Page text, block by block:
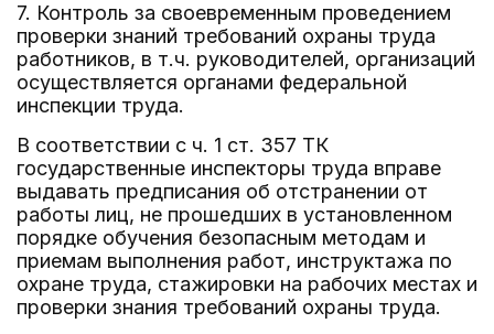
7. Контроль за своевременным проведением
проверки знаний требований охраны труда
работников, в т.ч. руководителей, организаций
осуществляется органами федеральной
инспекции труда.
В соответствии с ч. 1 ст. 357 ТК
государственные инспекторы труда вправе
выдавать предписания об отстранении от
работы лиц, не прошедших в установленном
порядке обучения безопасным методам и
приемам выполнения работ, инструктажа по
охране труда, стажировки на рабочих местах и
проверки знания требований охраны труда.